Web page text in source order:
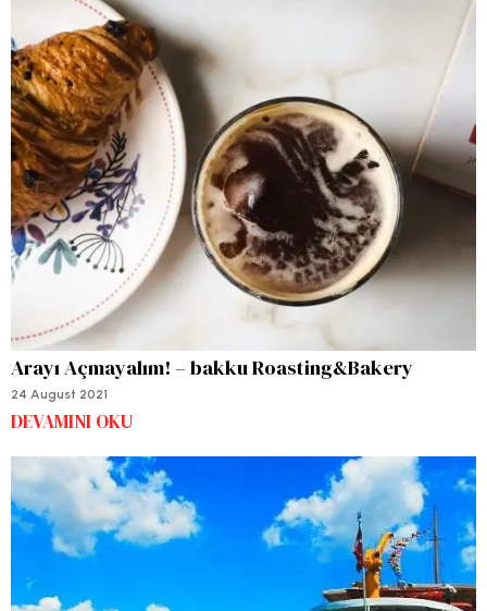
Arayı Açmayalım! – bakku Roasting&Bakery
24 August 2021
DEVAMINI OKU